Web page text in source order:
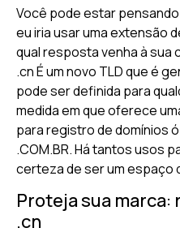
Você pode estar
eu iria usar uma extensão
qual resposta venha à
.cn É um novo TLD que é
pode ser definida para
medida em que oferece
para registro de domínios
.COM.BR. Há tantos usos
certeza de ser um espaço
Proteja sua
.cn